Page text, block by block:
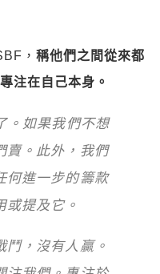
，稱他們之間從來都
注在自己本身。
。如果我們不想
賣。此外，我們
何進一步的籌款
提及它。
，沒有人贏。